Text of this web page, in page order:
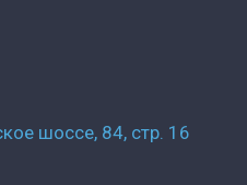
шоссе, 84, стр. 16